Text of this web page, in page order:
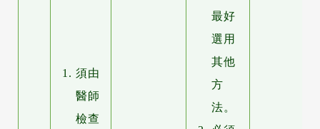
須由
醫師
檢查
最好
選用
其他
方
法。